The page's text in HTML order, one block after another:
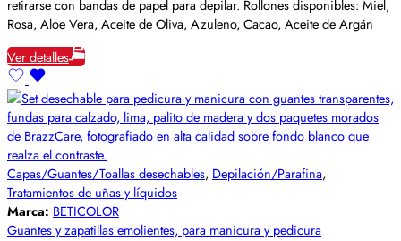
retirarse con bandas de papel para depilar. Rollones disponibles: Miel,
Rosa, Aloe Vera, Aceite de Oliva, Azuleno, Cacao, Aceite de Argán
Ver detalles
Capas/Guantes/Toallas desechables, Depilación/Parafina,
Tratamientos de uñas y líquidos
Marca: BETICOLOR
Guantes y zapatillas emolientes, para manicura y pedicura